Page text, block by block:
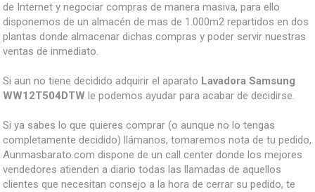
de Internet y negociar compras de manera masiva, para ello
disponemos de un almacén de mas de 1.000m2 repartidos en dos
plantas donde almacenar dichas compras y poder servir nuestras
ventas de inmediato.
Si aun no tiene decidido adquirir el aparato Lavadora Samsung
WW12T504DTW le podemos ayudar para acabar de decidirse.
Si ya sabes lo que quieres comprar (o aunque no lo tengas
completamente decidido) llámanos, tomaremos nota de tu pedido,
Aunmasbarato.com dispone de un call center donde los mejores
vendedores atienden a diario todas las llamadas de aquellos
clientes que necesitan consejo a la hora de cerrar su pedido, te